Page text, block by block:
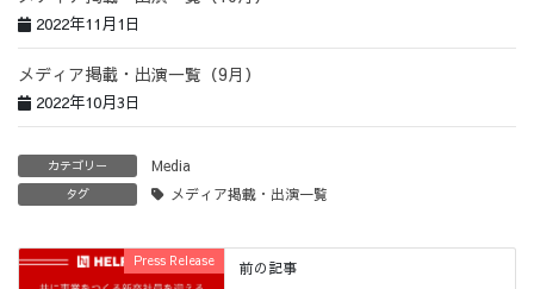
2022年11月1日
メディア掲載・出演一覧（9月）
2022年10月3日
カテゴリー Media
タグ メディア掲載・出演一覧
Press Release 前の記事